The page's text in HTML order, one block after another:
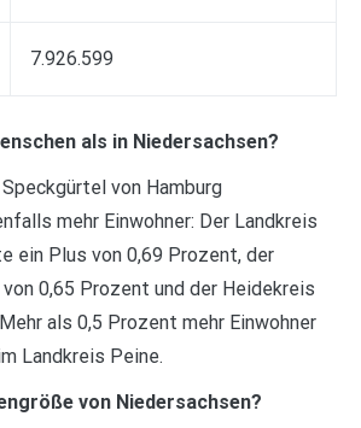
7.926.599
als in Niedersachsen?
von Hamburg
mehr Einwohner: Der Landkreis
ein Plus von 0,69 Prozent, der
0,65 Prozent und der Heidekreis
als 0,5 Prozent mehr Einwohner
Landkreis Peine.
von Niedersachsen?